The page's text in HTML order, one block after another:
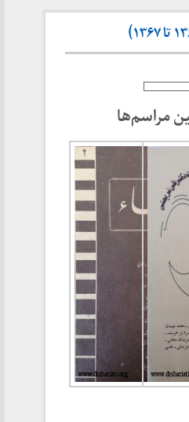
مراسم‌ها